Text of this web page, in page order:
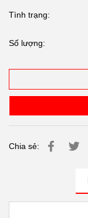
Tình trạng:
Số lượng:
Chia sẻ: